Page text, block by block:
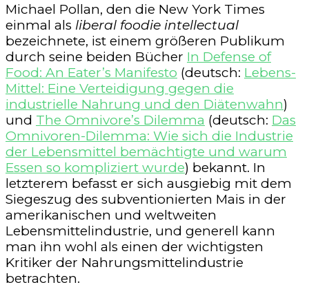
Michael Pollan, den die New York Times
einmal als liberal foodie intellectual
bezeichnete, ist einem größeren Publikum
durch seine beiden Bücher In Defense of
Food: An Eater’s Manifesto (deutsch: Lebens-
Mittel: Eine Verteidigung gegen die
industrielle Nahrung und den Diätenwahn)
und The Omnivore’s Dilemma (deutsch: Das
Omnivoren-Dilemma: Wie sich die Industrie
der Lebensmittel bemächtigte und warum
Essen so kompliziert wurde) bekannt. In
letzterem befasst er sich ausgiebig mit dem
Siegeszug des subventionierten Mais in der
amerikanischen und weltweiten
Lebensmittelindustrie, und generell kann
man ihn wohl als einen der wichtigsten
Kritiker der Nahrungsmittelindustrie
betrachten.